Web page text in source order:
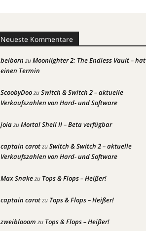
Neueste Kommentare
belborn zuMoonlighter 2: The Endless Vault – hat
einen Termin
ScoobyDoozuSwitch & Switch 2 – aktuelle
Verkaufszahlen von Hard- und Software
joiazuMortal Shell II – Beta verfügbar
captain carotzuSwitch & Switch 2 – aktuelle
Verkaufszahlen von Hard- und Software
Max Snakezu Tops & Flops – Heißer!
captain carotzu Tops & Flops – Heißer!
zweiblooom zu Tops & Flops – Heißer!